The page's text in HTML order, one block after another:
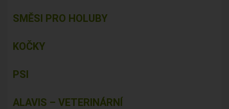
SMĚSI PRO HOLUBY
KOČKY
PSI
ALAVIS – VETERINÁRNÍ